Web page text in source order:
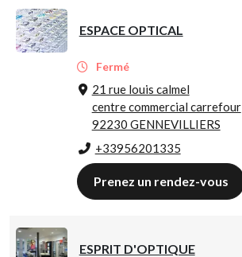
ESPACE OPTICAL
Fermé
21 rue louis calmel
centre commercial carrefour
92230 GENNEVILLIERS
+33956201335
Prenez un rendez-vous
ESPRIT D'OPTIQUE